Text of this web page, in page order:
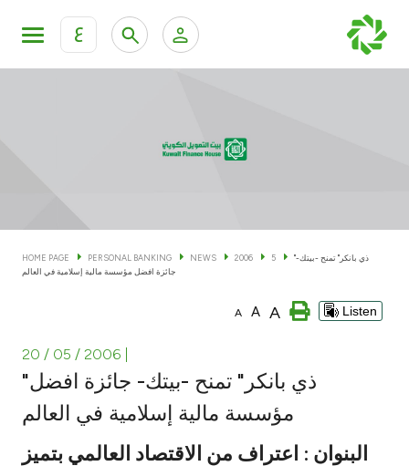
ع
KFH Online Corporate Banking Services
Cards
Banking Tiers
Investment
HOME PAGE PERSONAL BANKING NEWS 2006 5
"ذي بانكر" تمنح -بيتك-
جائزة افضل مؤسسة مالية إسلامية في العالم
A A A Listen
20 / 05 / 2006
"ذي بانكر" تمنح -بيتك- جائزة افضل
مؤسسة مالية إسلامية في العالم
البنوان : اعتراف من الاقتصاد العالمي بتميز